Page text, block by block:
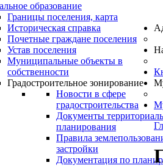
образование
Границы поселения, карта
Историческая справка
Почетные граждане поселения
Устав поселения
Муниципальные объекты в
собственности
Градостроительное зонирование
Новости в сфере
градостроительства
Документы
планирования
Правила
застройки
Документация по